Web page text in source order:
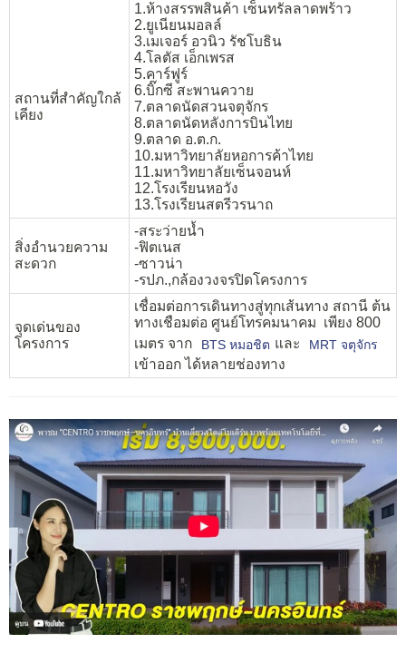
สถานที่สำคัญใกล้
เคียง
1.ห้างสรรพสินค้า เซ็นทรัลลาดพร้าว
2.ยูเนียนมอลล์
3.เมเจอร์ อวนิว รัชโบธิน
4.โลตัส เอ็กเพรส
5.คาร์ฟูร์
6.บิ๊กซี สะพานควาย
7.ตลาดนัดสวนจตุจักร
8.ตลาดนัดหลังการบินไทย
9.ตลาด อ.ต.ก.
10.มหาวิทยาลัยหอการค้าไทย
11.มหาวิทยาลัยเซ็นจอนห์
12.โรงเรียนหอวัง
13.โรงเรียนสตรีวรนาถ
สิ่งอำนวยความ
สะดวก
-สระว่ายน้ำ
-ฟิตเนส
-ซาวน่า
-รปภ.,กล้องวงจรปิดโครงการ
จุดเด่นของ
โครงการ
เชื่อมต่อการเดินทางสู่ทุกเส้นทาง สถานี ต้น
ทางเชือมต่อ ศูนย์โทรคมนาคม เพียง 800
เมตร จาก
BTS หมอชิต และ MRT จตุจักร
เข้าออก ได้หลายช่องทาง